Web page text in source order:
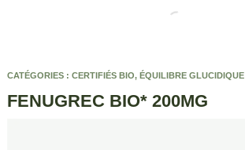
CATÉGORIES : CERTIFIÉS BIO, ÉQUILIBRE GLUCIDIQUE
FENUGREC BIO* 200MG